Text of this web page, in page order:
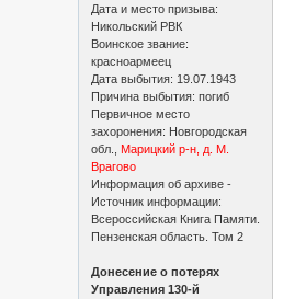
Дата и место призыва:
Никольский РВК
Воинское звание:
красноармеец
Дата выбытия: 19.07.1943
Причина выбытия: погиб
Первичное место
захоронения: Новгородская
обл.,
Марицкий р-н, д. М.
Врагово
Информация об архиве -
Источник информации:
Всероссийская Книга Памяти.
Пензенская область. Том 2
Донесение о потерях
Управления 130-й